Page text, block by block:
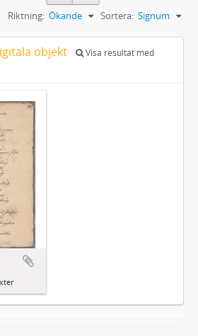
Sortera: Signum
Riktning: Ökande
objekt
Visa resultat med